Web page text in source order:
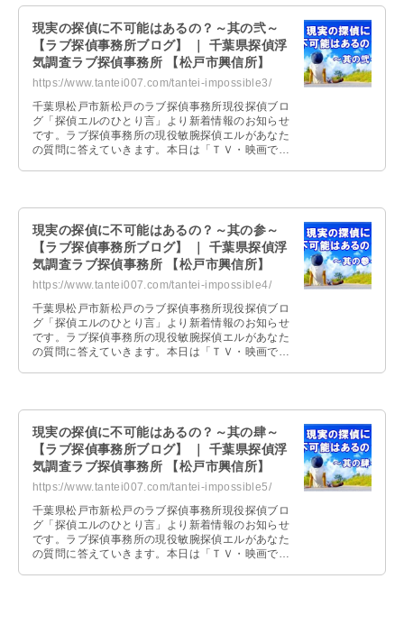
現実の探偵に不可能はあるの？～其の弐～
【ラブ探偵事務所ブログ】 ｜ 千葉県探偵浮
気調査ラブ探偵事務所 【松戸市興信所】
https://www.tantei007.com/tantei-impossible3/
千葉県松戸市新松戸のラブ探偵事務所現役探偵ブロ
グ「探偵エルのひとり言」より新着情報のお知らせ
です。ラブ探偵事務所の現役敏腕探偵エルがあなた
の質問に答えていきます。本日は「ＴＶ・映画では
現実の探偵に不可能はあるの？～其の参～
【ラブ探偵事務所ブログ】 ｜ 千葉県探偵浮
気調査ラブ探偵事務所 【松戸市興信所】
https://www.tantei007.com/tantei-impossible4/
千葉県松戸市新松戸のラブ探偵事務所現役探偵ブロ
グ「探偵エルのひとり言」より新着情報のお知らせ
です。ラブ探偵事務所の現役敏腕探偵エルがあなた
の質問に答えていきます。本日は「ＴＶ・映画では
現実の探偵に不可能はあるの？～其の肆～
【ラブ探偵事務所ブログ】 ｜ 千葉県探偵浮
気調査ラブ探偵事務所 【松戸市興信所】
https://www.tantei007.com/tantei-impossible5/
千葉県松戸市新松戸のラブ探偵事務所現役探偵ブロ
グ「探偵エルのひとり言」より新着情報のお知らせ
です。ラブ探偵事務所の現役敏腕探偵エルがあなた
の質問に答えていきます。本日は「ＴＶ・映画では